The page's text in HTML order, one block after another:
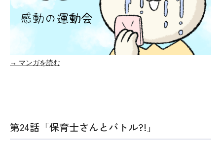
→ マンガを読む
第24話「保育士さんとバトル?!」